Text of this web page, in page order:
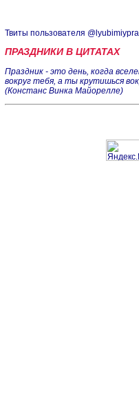
Твиты пользователя
ПРАЗДНИКИ В ЦИТАТАХ
Праздник - это день, когда
вокруг тебя, а ты крутишься
(Констанс Винка Майорелле)